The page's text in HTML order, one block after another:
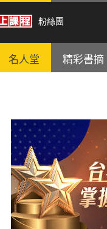
粉絲團
名人堂 精彩書摘